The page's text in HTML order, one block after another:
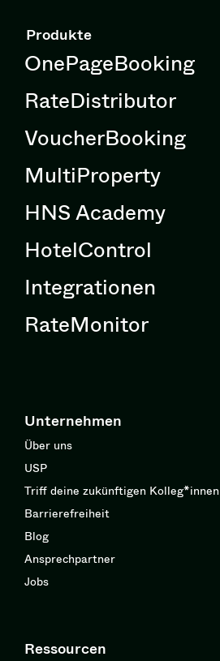
Produkte
OnePageBooking
RateDistributor
VoucherBooking
MultiProperty
HNS Academy
HotelControl
Integrationen
RateMonitor
Unternehmen
Über uns
USP
Triff deine zukünftigen Kolleg*innen
Barrierefreiheit
Blog
Ansprechpartner
Jobs
Ressourcen